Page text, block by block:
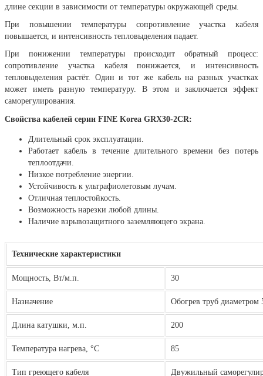
длине секции в зависимости от температуры окружающей среды.
При повышении температуры сопротивление участка кабеля
повышается, и интенсивность тепловыделения падает.
При понижении температуры происходит обратный процесс:
сопротивление участка кабеля понижается, и интенсивность
тепловыделения растёт. Один и тот же кабель на разных участках
может иметь разную температуру. В этом и заключается эффект
саморегулирования.
Свойства кабелей серии FINE Korea GRX30-2CR:
Длительный срок эксплуатации.
Работает кабель в течение длительного времени без потерь
теплоотдачи.
Низкое потребление энергии.
Устойчивость к ультрафиолетовым лучам.
Отличная теплостойкость.
Возможность нарезки любой длины.
Наличие взрывозащитного заземляющего экрана.
Технические характеристики
Мощность, Вт/м.п. 30
Назначение Обогрев труб диаметром
Длина катушки, м.п. 200
Температура нагрева, °С 85
Тип греющего кабеля Двужильный